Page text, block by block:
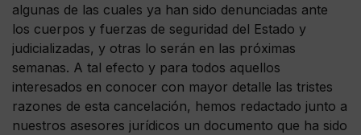
algunas de las cuales ya han sido denunciadas ante
los cuerpos y fuerzas de seguridad del Estado y
judicializadas, y otras lo serán en las próximas
semanas. A tal efecto y para todos aquellos
interesados en conocer con mayor detalle las tristes
razones de esta cancelación, hemos redactado junto a
nuestros asesores jurídicos un documento que ha sido